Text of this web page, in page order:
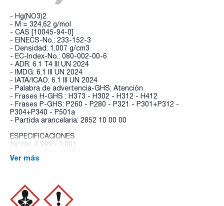
- Hg(NO3)2
- M = 324,62 g/mol
- CAS [10045-94-0]
- EINECS-No.: 233-152-3
- Densidad: 1,007 g/cm3
- EC-Index-No.: 080-002-00-6
- ADR: 6.1 T4 III UN 2024
- IMDG: 6.1 III UN 2024
- IATA/ICAO: 6.1 III UN 2024
- Palabra de advertencia-GHS: Atención
- Frases H-GHS : H373 - H302 - H312 - H412
- Frases P-GHS: P260 - P280 - P321 - P301+P312 -
P304+P340 - P501a
- Partida arancelaria: 2852 10 00 00
ESPECIFICACIONES
factor: 0,999 - 1,001
cloruro). El material de referencia certificado está
acreditado según ISO 17034, medido según la ISO/IEC 17025
y trazable al Sistema Internacional de unidades mediante un
Ver más